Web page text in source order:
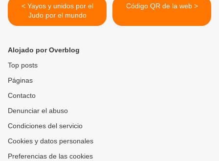
< Yayos y unidos por el
Judo por el mundo
Código QR de la web >
Alojado por Overblog
Top posts
Páginas
Contacto
Denunciar el abuso
Condiciones del servicio
Cookies y datos personales
Preferencias de las cookies